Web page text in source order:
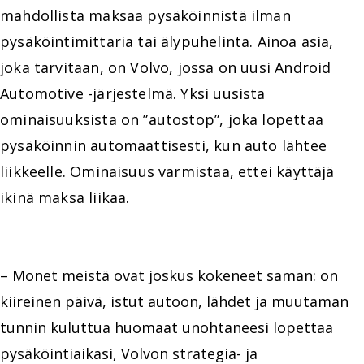
mahdollista maksaa pysäköinnistä ilman
pysäköintimittaria tai älypuhelinta. Ainoa asia,
joka tarvitaan, on Volvo, jossa on uusi Android
Automotive -järjestelmä. Yksi uusista
ominaisuuksista on ”autostop”, joka lopettaa
pysäköinnin automaattisesti, kun auto lähtee
liikkeelle. Ominaisuus varmistaa, ettei käyttäjä
ikinä maksa liikaa.
– Monet meistä ovat joskus kokeneet saman: on
kiireinen päivä, istut autoon, lähdet ja muutaman
tunnin kuluttua huomaat unohtaneesi lopettaa
pysäköintiaikasi, Volvon strategia- ja